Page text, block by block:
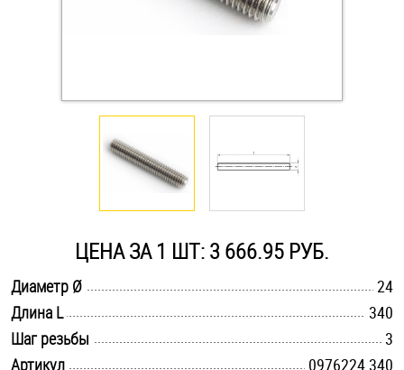
Крюки, кольца с метрической резьбой
Крюки, кольца с шурупной резьбой
Оснастка и аксессуары для яхт
Саморезы и шурупы
Стопорные кольца
ЦЕНА ЗА 1 ШТ: 3 666.95 РУБ.
Диаметр Ø
24
Длина L
340
Шаг резьбы
3
Артикул
0976224 340